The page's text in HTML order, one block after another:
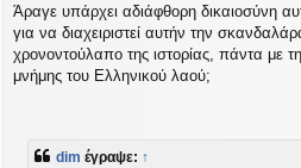
Άραγε υπάρχει αδιάφθορη δικαιοσύνη
για να διαχειριστεί αυτήν την
χρονοντούλαπο της ιστορίας, πάντα με
μνήμης του Ελληνικού λαού;
dim έγραψε: ↑